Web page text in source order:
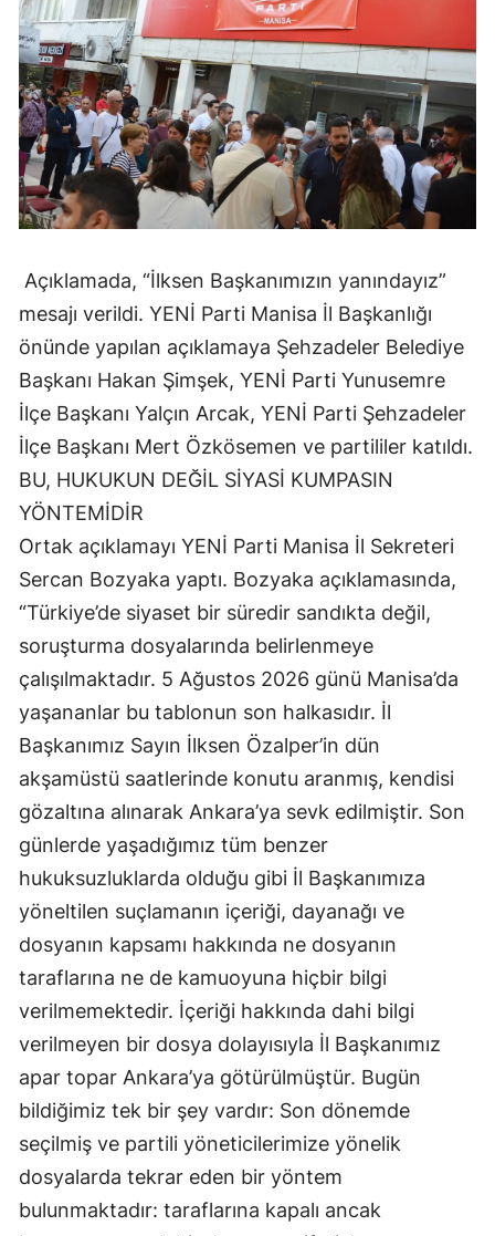
Açıklamada, “İlksen Başkanımızın yanındayız”
mesajı verildi. YENİ Parti Manisa İl Başkanlığı
önünde yapılan açıklamaya Şehzadeler Belediye
Başkanı Hakan Şimşek, YENİ Parti Yunusemre
İlçe Başkanı Yalçın Arcak, YENİ Parti Şehzadeler
İlçe Başkanı Mert Özkösemen ve partililer katıldı.
BU, HUKUKUN DEĞİL SİYASİ KUMPASIN
YÖNTEMİDİR
Ortak açıklamayı YENİ Parti Manisa İl Sekreteri
Sercan Bozyaka yaptı. Bozyaka açıklamasında,
“Türkiye’de siyaset bir süredir sandıkta değil,
soruşturma dosyalarında belirlenmeye
çalışılmaktadır. 5 Ağustos 2026 günü Manisa’da
yaşananlar bu tablonun son halkasıdır. İl
Başkanımız Sayın İlksen Özalper’in dün
akşamüstü saatlerinde konutu aranmış, kendisi
gözaltına alınarak Ankara’ya sevk edilmiştir. Son
günlerde yaşadığımız tüm benzer
hukuksuzluklarda olduğu gibi İl Başkanımıza
yöneltilen suçlamanın içeriği, dayanağı ve
dosyanın kapsamı hakkında ne dosyanın
taraflarına ne de kamuoyuna hiçbir bilgi
verilmemektedir. İçeriği hakkında dahi bilgi
verilmeyen bir dosya dolayısıyla İl Başkanımız
apar topar Ankara’ya götürülmüştür. Bugün
bildiğimiz tek bir şey vardır: Son dönemde
seçilmiş ve partili yöneticilerimize yönelik
dosyalarda tekrar eden bir yöntem
bulunmaktadır: taraflarına kapalı ancak